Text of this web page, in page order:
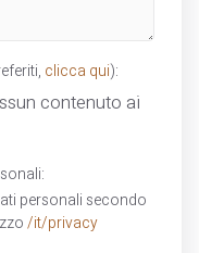
clicca qui):
contenuto ai
personali secondo
/it/privacy